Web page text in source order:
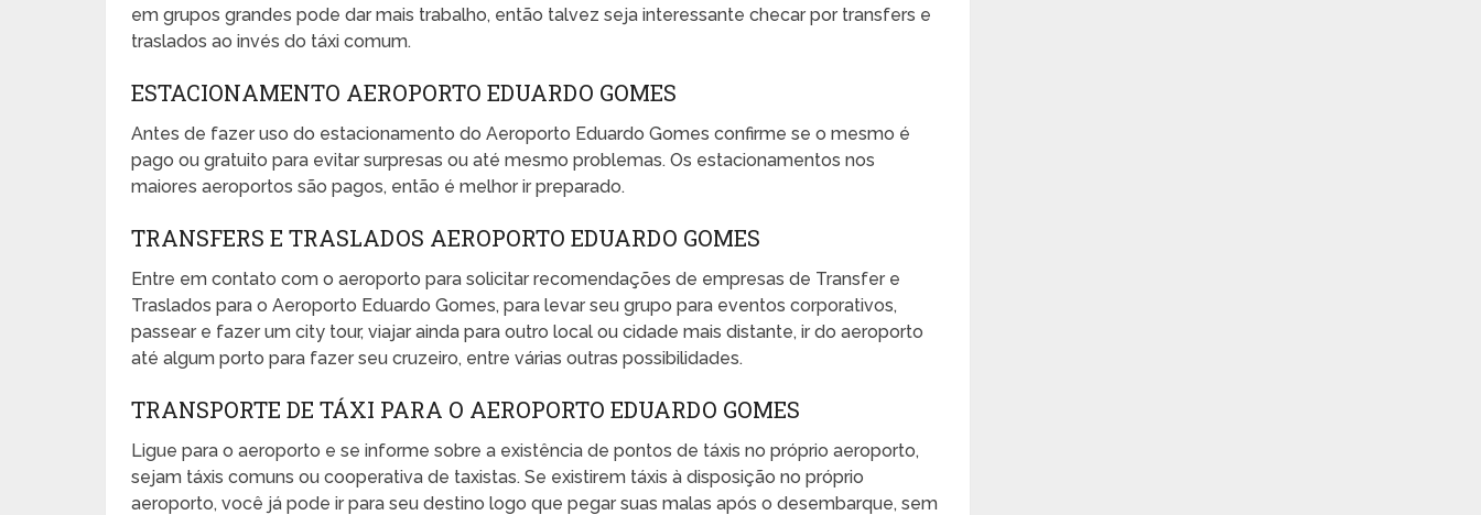
em grupos grandes pode dar mais trabalho, então talvez seja interessante checar por transfers e
traslados ao invés do táxi comum.
ESTACIONAMENTO AEROPORTO EDUARDO GOMES
Antes de fazer uso do estacionamento do Aeroporto Eduardo Gomes confirme se o mesmo é
pago ou gratuito para evitar surpresas ou até mesmo problemas. Os estacionamentos nos
maiores aeroportos são pagos, então é melhor ir preparado.
TRANSFERS E TRASLADOS AEROPORTO EDUARDO GOMES
Entre em contato com o aeroporto para solicitar recomendações de empresas de Transfer e
Traslados para o Aeroporto Eduardo Gomes, para levar seu grupo para eventos corporativos,
passear e fazer um city tour, viajar ainda para outro local ou cidade mais distante, ir do aeroporto
até algum porto para fazer seu cruzeiro, entre várias outras possibilidades.
TRANSPORTE DE TÁXI PARA O AEROPORTO EDUARDO GOMES
Ligue para o aeroporto e se informe sobre a existência de pontos de táxis no próprio aeroporto,
sejam táxis comuns ou cooperativa de taxistas. Se existirem táxis à disposição no próprio
aeroporto, você já pode ir para seu destino logo que pegar suas malas após o desembarque, sem